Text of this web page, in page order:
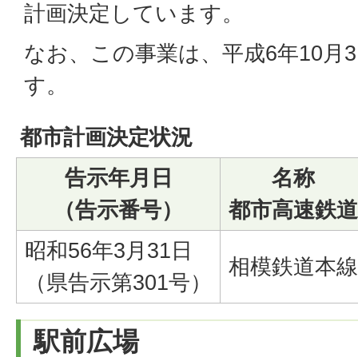
計画決定しています。
なお、この事業は、平成6年10月
す。
都市計画決定状況
告示年月日
（告示番号）
名称
都市高速鉄道
昭和56年3月31日
（県告示第301号）
相模鉄道本線
駅前広場